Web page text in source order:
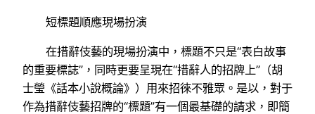
短標題順應現場扮演
在措辭伎藝的現場扮演中，標題不只是“表白故事
的重要標誌”，同時更要呈現在“措辭人的招牌上”（胡
士瑩《話本小說概論》）用來招徠不雅眾。是以，對于
作為措辭伎藝招牌的“標題”有一個最基礎的請求，即簡